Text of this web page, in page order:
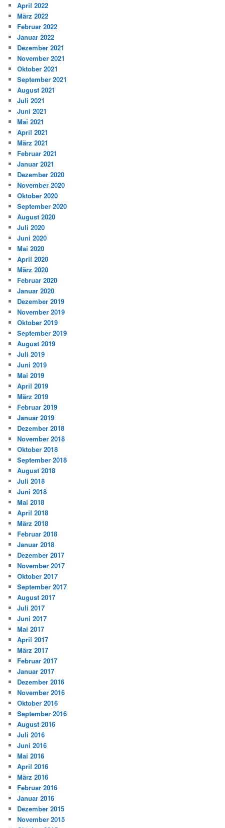
April 2022
März 2022
Februar 2022
Januar 2022
Dezember 2021
November 2021
Oktober 2021
September 2021
August 2021
Juli 2021
Juni 2021
Mai 2021
April 2021
März 2021
Februar 2021
Januar 2021
Dezember 2020
November 2020
Oktober 2020
September 2020
August 2020
Juli 2020
Juni 2020
Mai 2020
April 2020
März 2020
Februar 2020
Januar 2020
Dezember 2019
November 2019
Oktober 2019
September 2019
August 2019
Juli 2019
Juni 2019
Mai 2019
April 2019
März 2019
Februar 2019
Januar 2019
Dezember 2018
November 2018
Oktober 2018
September 2018
August 2018
Juli 2018
Juni 2018
Mai 2018
April 2018
März 2018
Februar 2018
Januar 2018
Dezember 2017
November 2017
Oktober 2017
September 2017
August 2017
Juli 2017
Juni 2017
Mai 2017
April 2017
März 2017
Februar 2017
Januar 2017
Dezember 2016
November 2016
Oktober 2016
September 2016
August 2016
Juli 2016
Juni 2016
Mai 2016
April 2016
März 2016
Februar 2016
Januar 2016
Dezember 2015
November 2015